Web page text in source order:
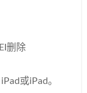
删除
或iPad。